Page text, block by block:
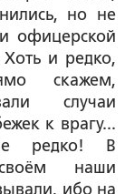
но не
офицерской
и редко,
скажем,
случаи
к врагу...
редко! В
наши
ибо на